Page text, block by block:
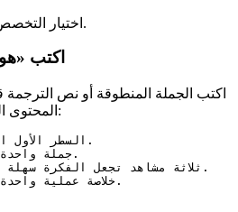
اختيار التخصص أولًا يُبقي مطالباتك مركّزة.
2. اكتب
اكتب الجملة المنطوقة أو نص الترجمة
المحتوى القصير، يكفي سيناريو بسيط: